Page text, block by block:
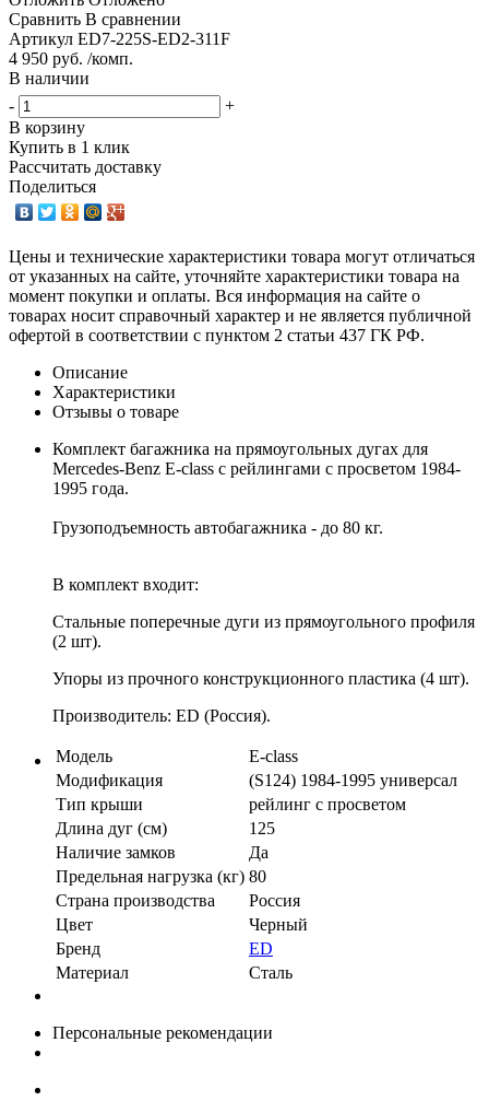
Сравнить В сравнении
Артикул ED7-225S-ED2-311F
4 950 руб. /комп.
В наличии
-
+
В корзину
Купить в 1 клик
Рассчитать доставку
Поделиться
Цены и технические характеристики товара могут отличаться
от указанных на сайте, уточняйте характеристики товара на
момент покупки и оплаты. Вся информация на сайте о
товарах носит справочный характер и не является публичной
офертой в соответствии с пунктом 2 статьи 437 ГК РФ.
Описание
Характеристики
Отзывы о товаре
Комплект багажника на прямоугольных дугах для
Mercedes-Benz E-class с рейлингами с просветом 1984-
1995 года.
Грузоподъемность автобагажника - до 80 кг.
В комплект входит:
Стальные поперечные дуги из прямоугольного профиля
(2 шт).
Упоры из прочного конструкционного пластика (4 шт).
Производитель: ED (Россия).
Модель
E-class
Модификация
(S124) 1984-1995 универсал
Тип крыши
рейлинг с просветом
Длина дуг (см)
125
Наличие замков
Да
Предельная нагрузка (кг) 80
Страна производства
Россия
Цвет
Черный
Бренд
ED
Материал
Сталь
Персональные рекомендации